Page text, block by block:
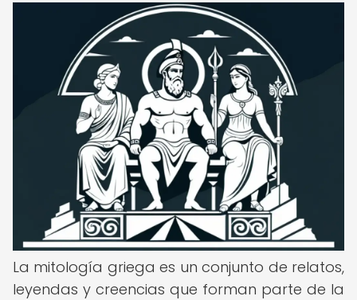
La mitología griega es un conjunto de relatos,
leyendas y creencias que forman parte de la